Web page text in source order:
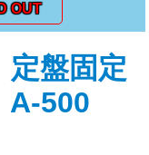
OUT
盤固定
A-500